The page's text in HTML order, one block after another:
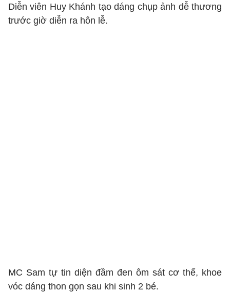
Diễn viên Huy Khánh tạo dáng chụp ảnh dễ thương
trước giờ diễn ra hôn lễ.
MC Sam tự tin diện đầm đen ôm sát cơ thể, khoe
vóc dáng thon gọn sau khi sinh 2 bé.